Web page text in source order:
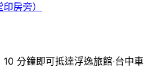
房旁）
分鐘即可抵達浮逸旅館‧台中車